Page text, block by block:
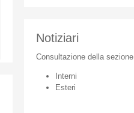
Notiziari
Consultazione della sezione
Interni
Esteri